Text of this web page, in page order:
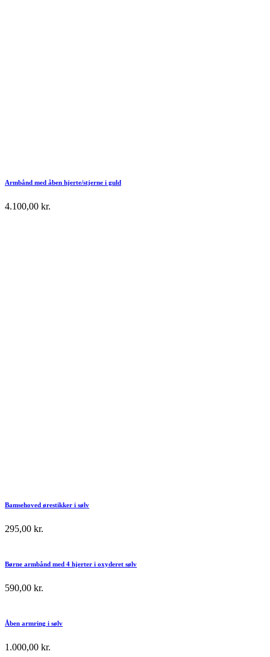
Armbånd med åben hjerte/stjerne i guld
4.100,00 kr.
Bamsehoved ørestikker i sølv
295,00 kr.
Børne armbånd med 4 hjerter i oxyderet sølv
590,00 kr.
Åben armring i sølv
1.000,00 kr.